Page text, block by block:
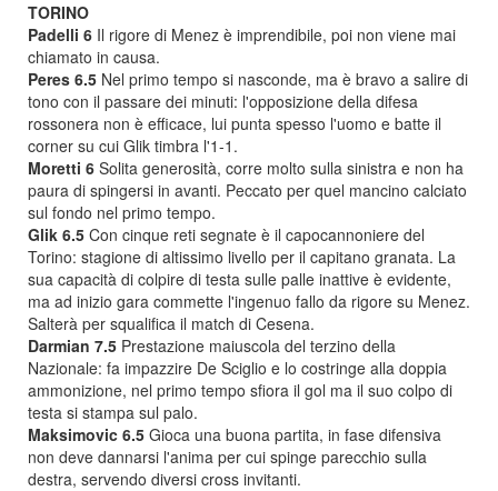
TORINO
Padelli 6 Il rigore di Menez è imprendibile, poi non viene mai
chiamato in causa.
Peres 6.5 Nel primo tempo si nasconde, ma è bravo a salire di
tono con il passare dei minuti: l'opposizione della difesa
rossonera non è efficace, lui punta spesso l'uomo e batte il
corner su cui Glik timbra l'1-1.
Moretti 6 Solita generosità, corre molto sulla sinistra e non ha
paura di spingersi in avanti. Peccato per quel mancino calciato
sul fondo nel primo tempo.
Glik 6.5 Con cinque reti segnate è il capocannoniere del
Torino: stagione di altissimo livello per il capitano granata. La
sua capacità di colpire di testa sulle palle inattive è evidente,
ma ad inizio gara commette l'ingenuo fallo da rigore su Menez.
Salterà per squalifica il match di Cesena.
Darmian 7.5 Prestazione maiuscola del terzino della
Nazionale: fa impazzire De Sciglio e lo costringe alla doppia
ammonizione, nel primo tempo sfiora il gol ma il suo colpo di
testa si stampa sul palo.
Maksimovic 6.5 Gioca una buona partita, in fase difensiva
non deve dannarsi l'anima per cui spinge parecchio sulla
destra, servendo diversi cross invitanti.